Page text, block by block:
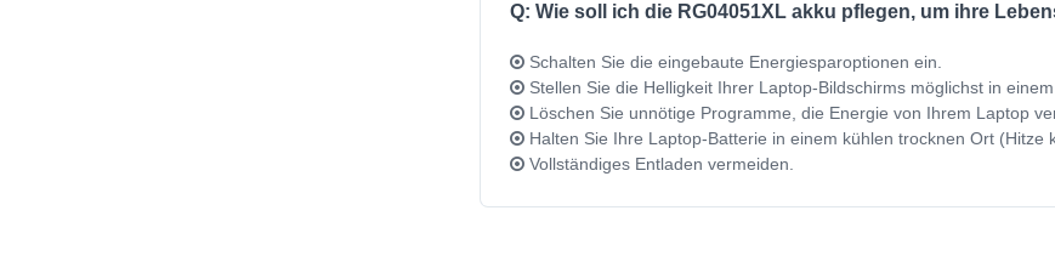
Q: Wie soll ich die RG04051XL akku pflegen, um ihre
Schalten Sie die eingebaute Energiesparoptionen ein.
Stellen Sie die Helligkeit Ihrer Laptop-Bildschirms möglichst in einem
Löschen Sie unnötige Programme, die Energie von Ihrem Laptop
Halten Sie Ihre Laptop-Batterie in einem kühlen trocknen Ort (Hitze
Vollständiges Entladen vermeiden.